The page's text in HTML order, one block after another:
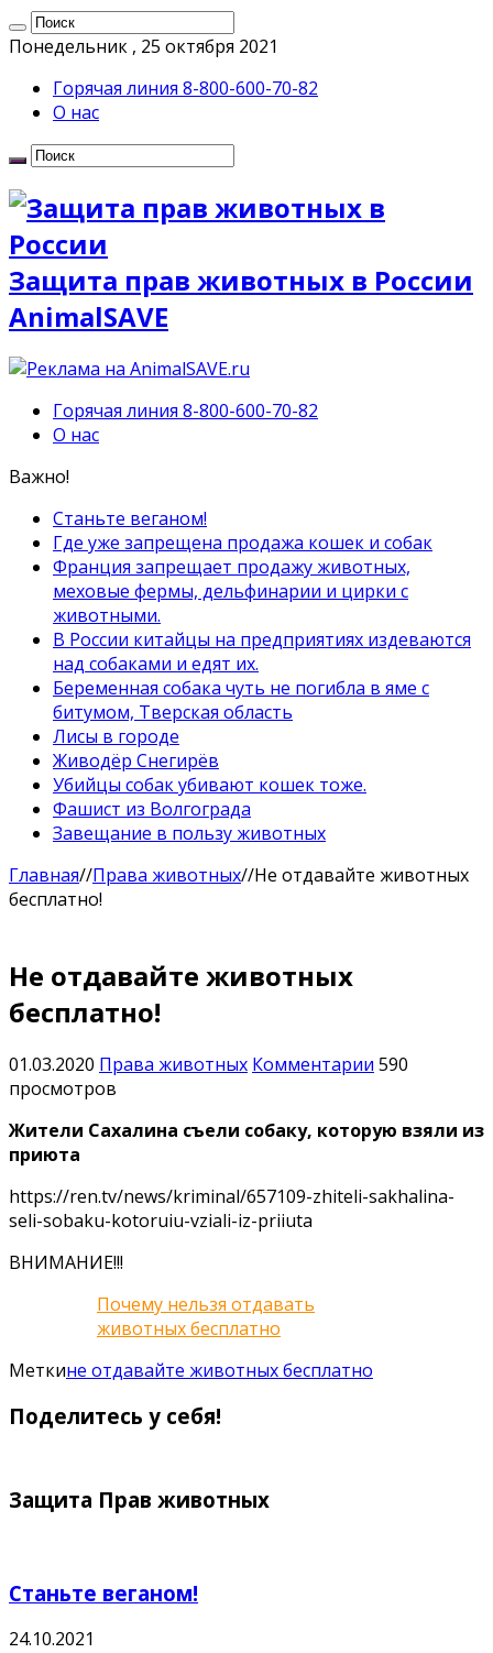
Понедельник , 25 октября 2021
Горячая линия 8-800-600-70-82
О нас
Защита прав животных в России
AnimalSAVE
Горячая линия 8-800-600-70-82
О нас
Важно!
Станьте веганом!
Где уже запрещена продажа кошек и собак
Франция запрещает продажу животных,
меховые фермы, дельфинарии и цирки с
животными.
В России китайцы на предприятиях издеваются
над собаками и едят их.
Беременная собака чуть не погибла в яме с
битумом, Тверская область
Лисы в городе
Живодёр Снегирёв
Убийцы собак убивают кошек тоже.
Фашист из Волгограда
Завещание в пользу животных
Главная//Права животных//Не отдавайте животных
бесплатно!
Не отдавайте животных
бесплатно!
01.03.2020 Права животных Комментарии 590
просмотров
Жители Сахалина съели собаку, которую взяли из
приюта
https://ren.tv/news/kriminal/657109-zhiteli-sakhalina-
seli-sobaku-kotoruiu-vziali-iz-priiuta
ВНИМАНИЕ!!!
Почему нельзя отдавать
животных бесплатно
Меткине отдавайте животных бесплатно
Поделитесь у себя!
Защита Прав животных
Станьте веганом!
24.10.2021